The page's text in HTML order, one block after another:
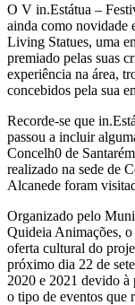
O V in.Estátua –
ainda como novidade
Living Statues, uma
premiado pelas suas
experiência na área,
concebidos pela sua
Recorde-se que
passou a incluir
Concelh0 de
realizado na sede de
Alcanede foram
Organizado pelo
Quideia Animações,
oferta cultural do
próximo dia 22 de
2020 e 2021 devido à
o tipo de eventos que